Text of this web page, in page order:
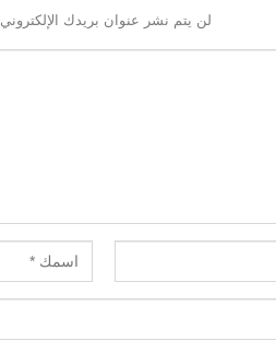
لن يتم نشر عنوان بريدك الإلكتروني.